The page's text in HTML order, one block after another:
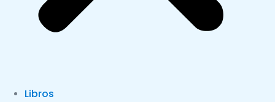
Libros